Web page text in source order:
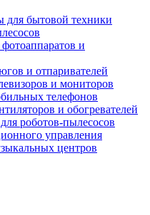
для бытовой техники
и
и отпаривателей
и мониторов
телефонов
и обогревателей
роботов-пылесосов
управления
центров